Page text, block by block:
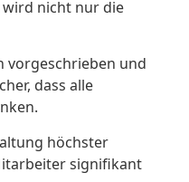
wird nicht nur die
vorgeschrieben und
dass alle
höchster
signifikant